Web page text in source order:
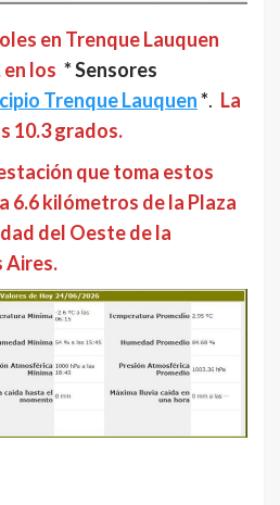
en Trenque Lauquen
los * Sensores
Trenque Lauquen*. La
10.3 grados.
que toma estos
6.6 kilómetros de la Plaza
del Oeste de la
Aires.